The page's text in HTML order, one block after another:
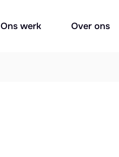
Ons werk Over ons